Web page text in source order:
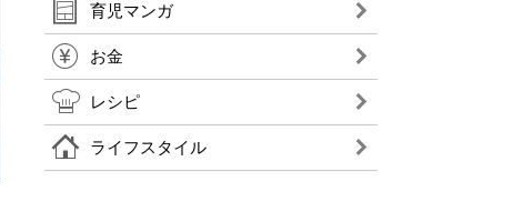
育児マンガ
お金
レシピ
ライフスタイル